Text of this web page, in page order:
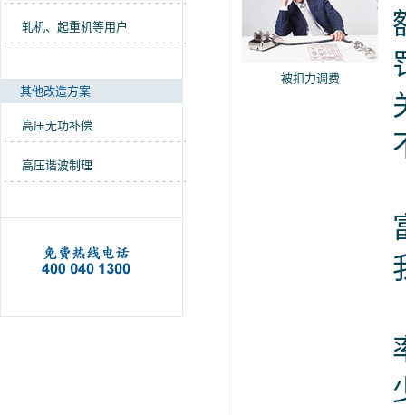
轧机、起重机等用户
其他改造方案
高压无功补偿
高压谐波制理
被扣力调费